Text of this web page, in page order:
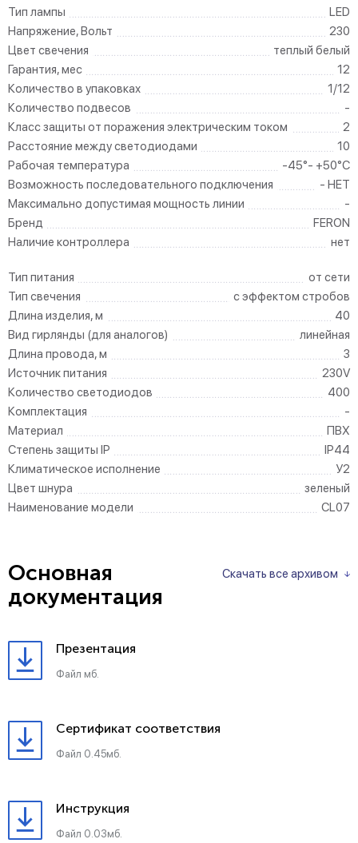
Тип лампы
LED
Напряжение, Вольт
230
Цвет свечения
теплый белый
Гарантия, мес
12
Количество в упаковках
1/12
Количество подвесов
-
Класс защиты от поражения электрическим током
2
Расстояние между светодиодами
10
Рабочая температура
-45°- +50°С
Возможность последовательного подключения
- НЕТ
Максимально допустимая мощность линии
-
Бренд
FERON
Наличие контроллера
нет
Тип питания
от сети
Тип свечения
с эффектом стробов
Длина изделия, м
40
Вид гирлянды (для аналогов)
линейная
Длина провода, м
3
Источник питания
230V
Количество светодиодов
400
Комплектация
-
Материал
ПВХ
Степень защиты IP
IP44
Климатическое исполнение
У2
Цвет шнура
зеленый
Наименование модели
CL07
Скачать все архивом
Основная
документация
Презентация
Файл мб.
Сертификат соответствия
Файл 0.45мб.
Инструкция
Файл 0.03мб.